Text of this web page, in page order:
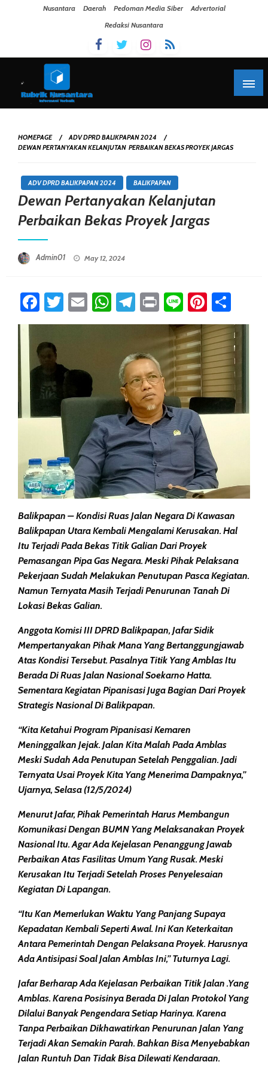
Nusantara Daerah Pedoman Media Siber
Advertorial
Redaksi Nusantara
HOMEPAGE
ADV DPRD BALIKPAPAN 2024
DEWAN PERTANYAKAN KELANJUTAN PERBAIKAN BEKAS PROYEK JARGAS
ADV DPRD BALIKPAPAN 2024 BALIKPAPAN
Dewan Pertanyakan Kelanjutan
Perbaikan Bekas Proyek Jargas
Admin01 May 12, 2024
Facebook
Twitter
EmailWhatsApp
Telegram
PrintLine
Balikpapan – Kondisi Ruas Jalan Negara Di Kawasan
Balikpapan Utara Kembali Mengalami Kerusakan. Hal
Itu Terjadi Pada Bekas Titik Galian Dari Proyek
Pemasangan Pipa Gas Negara. Meski Pihak Pelaksana
Pekerjaan Sudah Melakukan Penutupan Pasca Kegiatan.
Namun Ternyata Masih Terjadi Penurunan Tanah Di
Lokasi Bekas Galian.
Anggota Komisi III DPRD Balikpapan, Jafar Sidik
Mempertanyakan Pihak Mana Yang Bertanggungjawab
Atas Kondisi Tersebut. Pasalnya Titik Yang Amblas Itu
Berada Di Ruas Jalan Nasional Soekarno Hatta.
Sementara Kegiatan Pipanisasi Juga Bagian Dari Proyek
Strategis Nasional Di Balikpapan.
“Kita Ketahui Program Pipanisasi Kemaren
Meninggalkan Jejak. Jalan Kita Malah Pada Amblas
Meski Sudah Ada Penutupan Setelah Penggalian. Jadi
Ternyata Usai Proyek Kita Yang Menerima Dampaknya,”
Ujarnya, Selasa (12/5/2024)
Menurut Jafar, Pihak Pemerintah Harus Membangun
Komunikasi Dengan BUMN Yang Melaksanakan Proyek
Nasional Itu. Agar Ada Kejelasan Penanggung Jawab
Perbaikan Atas Fasilitas Umum Yang Rusak. Meski
Kerusakan Itu Terjadi Setelah Proses Penyelesaian
Kegiatan Di Lapangan.
“Itu Kan Memerlukan Waktu Yang Panjang Supaya
Kepadatan Kembali Seperti Awal. Ini Kan Keterkaitan
Antara Pemerintah Dengan Pelaksana Proyek. Harusnya
Ada Antisipasi Soal Jalan Amblas Ini,” Tuturnya Lagi.
Jafar Berharap Ada Kejelasan Perbaikan Titik Jalan .yang
Amblas. Karena Posisinya Berada Di Jalan Protokol Yang
Dilalui Banyak Pengendara Setiap Harinya. Karena
Tanpa Perbaikan Dikhawatirkan Penurunan Jalan Yang
Terjadi Akan Semakin Parah. Bahkan Bisa Menyebabkan
Jalan Runtuh Dan Tidak Bisa Dilewati Kendaraan.